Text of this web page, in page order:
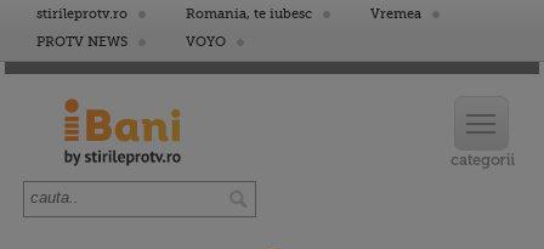
stirileprotv.ro Romania, te iubesc
Vremea
PROTV NEWS
VOYO